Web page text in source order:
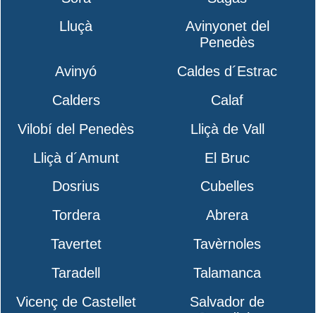
Lluçà
Avinyonet del
Penedès
Avinyó
Caldes d´Estrac
Calders
Calaf
Vilobí del Penedès
Lliçà de Vall
Lliçà d´Amunt
El Bruc
Dosrius
Cubelles
Tordera
Abrera
Tavertet
Tavèrnoles
Taradell
Talamanca
Vicenç de Castellet
Salvador de